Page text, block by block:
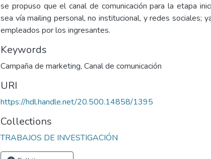
se propuso que el canal de comunicación para la etapa
sea vía mailing personal, no institucional, y redes sociales;
empleados por los ingresantes.
Keywords
Campaña de marketing, Canal de comunicación
URI
https://hdl.handle.net/20.500.14858/1395
Collections
TRABAJOS DE INVESTIGACIÓN